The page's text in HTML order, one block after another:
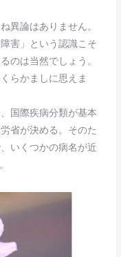
異論はありません。
害」という認識こそ
のは当然でしょう。
らかましに思えま
国際疾病分類が基本
省が決める。そのた
いくつかの病名が近